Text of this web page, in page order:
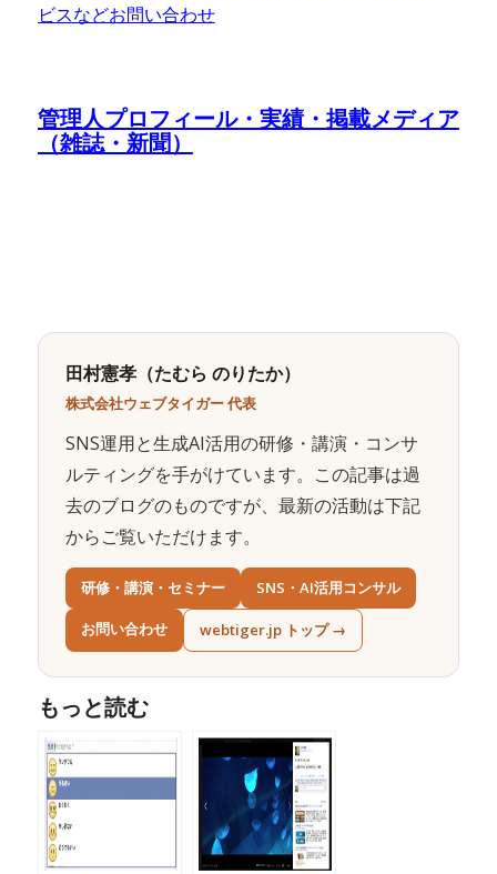
ビスなどお問い合わせ
管理人プロフィール・実績・掲載メディア
（雑誌・新聞）
田村憲孝（たむら のりたか）
株式会社ウェブタイガー 代表
SNS運用と生成AI活用の研修・講演・コンサ
ルティングを手がけています。この記事は過
去のブログのものですが、最新の活動は下記
からご覧いただけます。
研修・講演・セミナー SNS・AI活用コンサル
お問い合わせ webtiger.jp トップ →
もっと読む